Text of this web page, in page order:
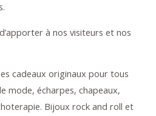
à nos visiteurs et nos
cadeaux originaux pour tous
mode, écharpes, chapeaux,
Bijoux rock and roll et